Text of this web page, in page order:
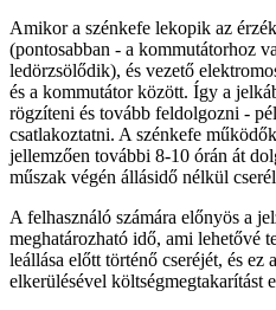
Amikor a szénkefe lekopik az
(pontosabban - a kommutátorhoz
ledörzsölődik), és vezető
és a kommutátor között. Így a
rögzíteni és tovább feldolgozni -
csatlakoztatni. A szénkefe
jellemzően további 8-10 órán át
műszak végén állásidő nélkül
A felhasználó számára előnyös a
meghatározható idő, ami lehetővé
leállása előtt történő cseréjét, és
elkerülésével költségmegtakarítást